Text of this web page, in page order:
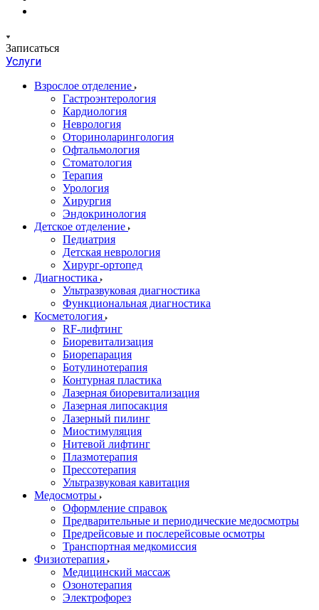
Записаться
Услуги
Взрослое отделение
Гастроэнтерология
Кардиология
Неврология
Оториноларингология
Офтальмология
Стоматология
Терапия
Урология
Хирургия
Эндокринология
Детское отделение
Педиатрия
Детская неврология
Хирург-ортопед
Диагностика
Ультразвуковая диагностика
Функциональная диагностика
Косметология
RF-лифтинг
Биоревитализация
Биорепарация
Ботулинотерапия
Контурная пластика
Лазерная биоревитализация
Лазерная липосакция
Лазерный пилинг
Миостимуляция
Нитевой лифтинг
Плазмотерапия
Прессотерапия
Ультразвуковая кавитация
Медосмотры
Оформление справок
Предварительные и периодические медосмотры
Предрейсовые и послерейсовые осмотры
Транспортная медкомиссия
Физиотерапия
Медицинский массаж
Озонотерапия
Электрофорез